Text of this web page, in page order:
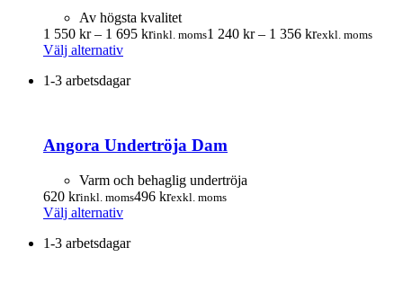
alternativen
kan
väljas
produktsidan
Av högsta kvalitet
1 550 kr – 1 695 krPrisintervall:
inkl. moms1 240 kr – 1 356 krPrisintervall:
exkl. moms
Välj alternativDen
produkten
De
alternativen
kan
väljas
produktsidan
1-3 arbetsdagar
Angora Undertröja Dam
Varm och behaglig undertröja
620 krinkl. moms496 krexkl. moms
Välj alternativDen
produkten
1-3 arbetsdagar